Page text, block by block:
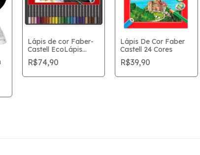
Lápis de cor Faber-
Castell EcoLápis
SuperSoft 24 Cores
R$74,90
Lápis De Cor Faber
Castell 24 Cores
R$39,90